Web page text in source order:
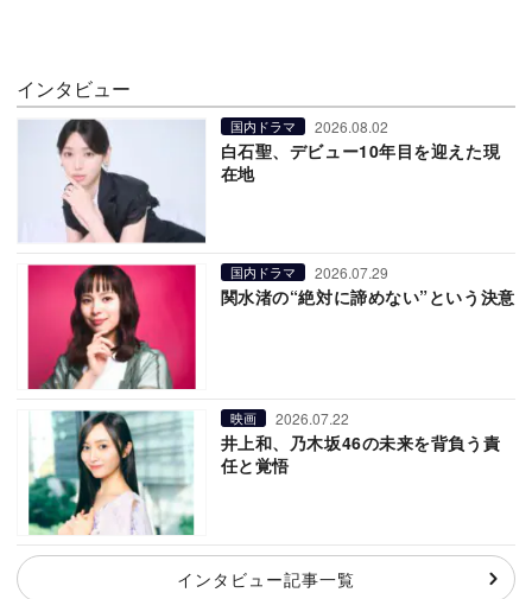
インタビュー
国内ドラマ 2026.08.02
白石聖、デビュー10年目を迎えた現
在地
国内ドラマ 2026.07.29
関水渚の“絶対に諦めない”という決意
映画 2026.07.22
井上和、乃木坂46の未来を背負う責
任と覚悟
インタビュー記事一覧